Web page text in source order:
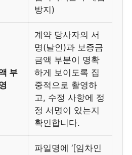
방지)
부
계약 당사자의 서
명(날인)과 보증금
금액 부분이 명확
하게 보이도록 집
중적으로 촬영하
고, 수정 사항에 정
정 서명이 있는지
확인합니다.
파일명에 ‘[임차인